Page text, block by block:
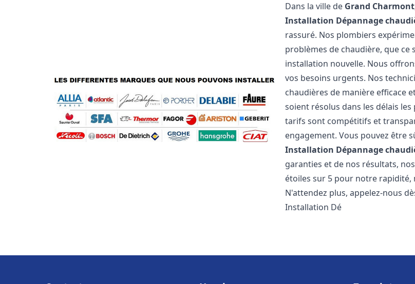
Dans la ville de Grand Charmont
Installation Dépannage
rassuré. Nos plombiers
problèmes de chaudière, que
installation nouvelle. Nous
vos besoins urgents. Nos
chaudières de manière efficace
soient résolus dans les délais
tarifs sont compétitifs et
engagement. Vous pouvez être
Installation Dépannage
garanties et de nos résultats,
étoiles sur 5 pour notre
N'attendez plus, appelez-nous
Installation Dé